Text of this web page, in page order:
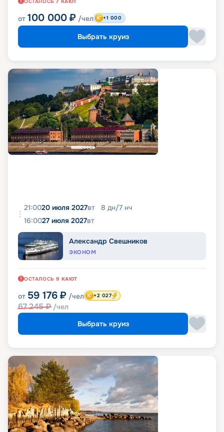
от 100 000 ₽ /чел +1 000
Выбрать круиз
21:0020 июля 2027вт 8 дн/7 нч
16:0027 июля 2027вт
Александр Свешников
ЭКОНОМ
ОСТАЛОСЬ 9 КАЮТ
от 59 176 ₽ /чел
67 245₽ /чел
+2 027
Выбрать круиз